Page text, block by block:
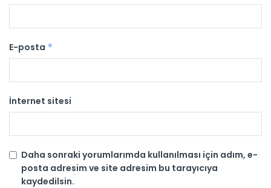
E-posta *
İnternet sitesi
Daha sonraki yorumlarımda kullanılması için adım, e-
posta adresim ve site adresim bu tarayıcıya
kaydedilsin.